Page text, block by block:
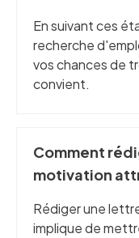
En suivant ces
recherche
vos chances de
convient.
Comment
motivation
Rédiger une
implique de